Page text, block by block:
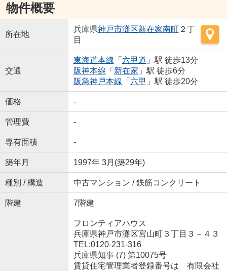
物件概要
所在地
兵庫県神戸市灘区新在家南町２丁
目
交通
東海道本線 「 六甲道 」駅 徒歩13分
阪神本線 「 新在家 」駅 徒歩6分
阪急神戸本線 「 六甲 」駅 徒歩20分
価格 -
管理費 -
専有面積 -
築年月 1997年 3月(築29年)
種別 / 構造 中古マンション / 鉄筋コンクリート
階建 7階建
フロンティアハウス
兵庫県神戸市灘区宮山町３丁目３－４３
TEL:0120-231-316
兵庫県知事 (7) 第10075号
賃貸住宅管理業者登録番号は 有限会社